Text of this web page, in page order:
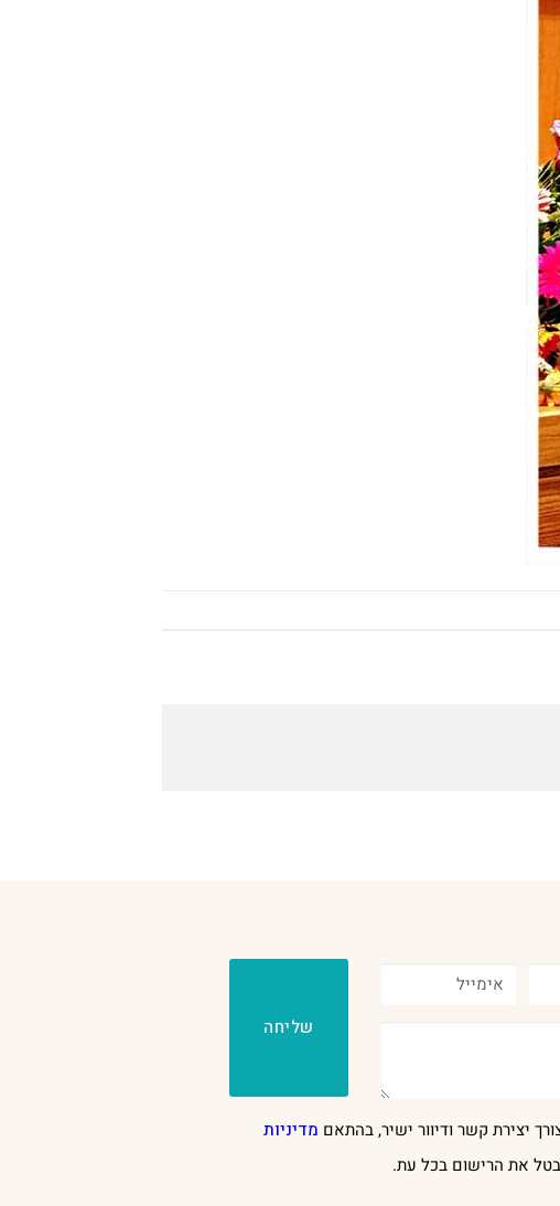
יצירת קשר ודיוור ישיר, בהתאם מדיניות
את הרישום בכל עת.
שליחה